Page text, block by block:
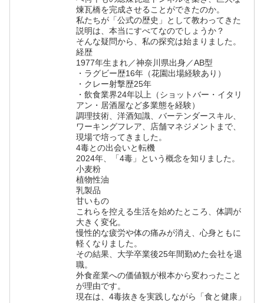
煉瓦橋を完成させることができたのか。
私たちが「公式の歴史」として教わってきた
説明は、本当にすべてなのでしょうか？
そんな疑問から、私の探究は始まりました。
経歴
1977年生まれ／神奈川県出身／AB型
・ラグビー歴16年（花園出場経験あり）
・クレー射撃歴25年
・飲食業界24年以上（ショットバー・イタリ
アン・居酒屋など多業態を経験）
調理技術、洋酒知識、バーテンダースキル、
ワーキングフレア、店舗マネジメントまで、
現場で培ってきました。
4毒との出会いと転機
2024年、「4毒」という概念を知りました。
小麦粉
植物性油
乳製品
甘いもの
これらを控える生活を始めたところ、体調が
大きく変化。
慢性的な疲労や体の痛みが消え、心身ともに
軽くなりました。
その結果、大学卒業後25年間勤めた会社を退
職。
外食産業への価値観が根本から変わったこと
が理由です。
現在は、4毒抜きを実践しながら「食と健康」